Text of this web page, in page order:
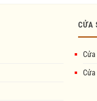
CỬA